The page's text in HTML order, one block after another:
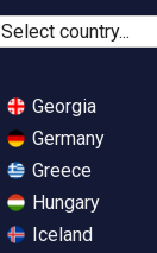
Georgia
Germany
Greece
Hungary
Iceland